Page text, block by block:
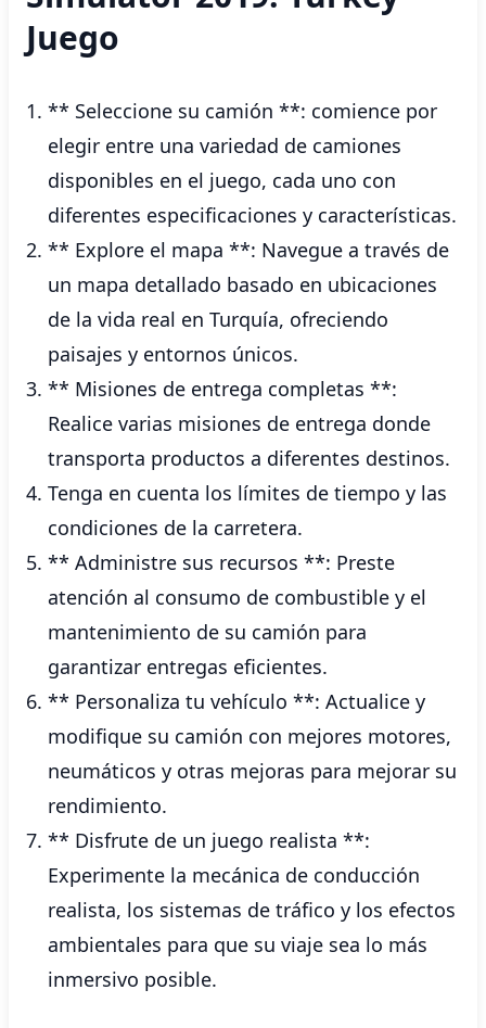
Juego
** Seleccione su camión **: comience por
elegir entre una variedad de camiones
disponibles en el juego, cada uno con
diferentes especificaciones y características.
** Explore el mapa **: Navegue a través de
un mapa detallado basado en ubicaciones
de la vida real en Turquía, ofreciendo
paisajes y entornos únicos.
** Misiones de entrega completas **:
Realice varias misiones de entrega donde
transporta productos a diferentes destinos.
Tenga en cuenta los límites de tiempo y las
condiciones de la carretera.
** Administre sus recursos **: Preste
atención al consumo de combustible y el
mantenimiento de su camión para
garantizar entregas eficientes.
** Personaliza tu vehículo **: Actualice y
modifique su camión con mejores motores,
neumáticos y otras mejoras para mejorar su
rendimiento.
** Disfrute de un juego realista **:
Experimente la mecánica de conducción
realista, los sistemas de tráfico y los efectos
ambientales para que su viaje sea lo más
inmersivo posible.